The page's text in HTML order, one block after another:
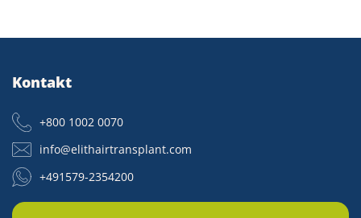
Kontakt
+800 1002 0070
info@elithairtransplant.com
+491579-2354200